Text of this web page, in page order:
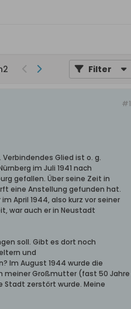
2 Filter
#1
Glied ist o. g.
im Juli 1941 nach
gefallen. Über seine Zeit in
eine Anstellung gefunden hat.
April 1944, also kurz vor seiner
war auch er in Neustadt
soll. Gibt es dort noch
und
Im August 1944 wurde die
meiner Großmutter (fast 50 Jahre
Stadt zerstört wurde. Meine